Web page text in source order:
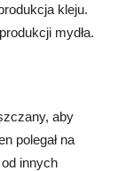
kleju.
mydła.
aby
polegał na
innych